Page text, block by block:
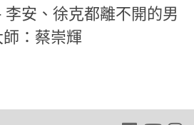
李安、徐克都離不開的男
：蔡崇輝